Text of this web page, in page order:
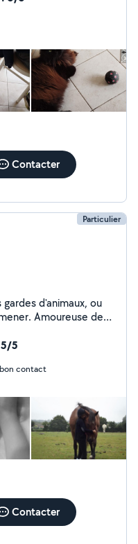
Contacter
Particulier
d'animaux, ou
Amoureuse des
dans la petite
/ primaires,
votre absence.
5
avec Victoire, mais bon contact
Contacter